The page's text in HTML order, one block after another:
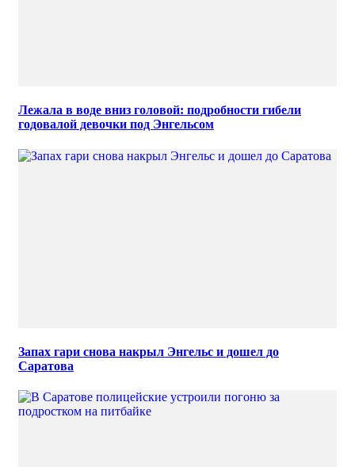
Лежала в воде вниз головой: подробности гибели
годовалой девочки под Энгельсом
Запах гари снова накрыл Энгельс и дошел до
Саратова